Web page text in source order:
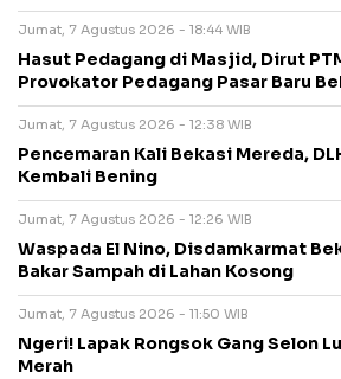
Jumat, 7 Agustus 2026 - 18:44 WIB
Hasut Pedagang di Masjid, Dirut
Provokator Pedagang Pasar Baru
Jumat, 7 Agustus 2026 - 12:38 WIB
Pencemaran Kali Bekasi Mereda,
Kembali Bening
Jumat, 7 Agustus 2026 - 12:26 WIB
Waspada El Nino, Disdamkarmat
Bakar Sampah di Lahan Kosong
Jumat, 7 Agustus 2026 - 11:50 WIB
Ngeri! Lapak Rongsok Gang Selon
Merah